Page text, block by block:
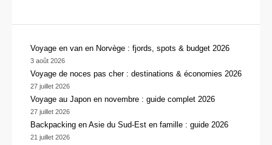
Voyage en van en Norvège : fjords, spots & budget 2026
3 août 2026
Voyage de noces pas cher : destinations & économies 2026
27 juillet 2026
Voyage au Japon en novembre : guide complet 2026
27 juillet 2026
Backpacking en Asie du Sud-Est en famille : guide 2026
21 juillet 2026